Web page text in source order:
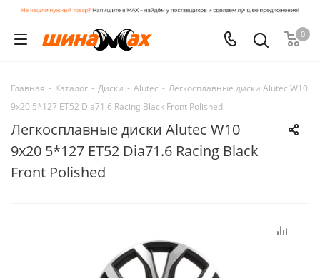
0
Главная - Каталог - Диски - Alutec - Легкосплавные диски Alutec W10
9x20 5*127 ET52 Dia71.6 Racing Black Front Polished
Легкосплавные диски Alutec W10
9x20 5*127 ET52 Dia71.6 Racing Black
Front Polished